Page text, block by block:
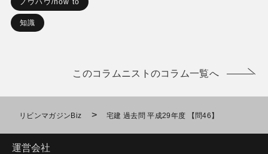
ノウハウ/how to
知識
このコラムニストのコラム一覧へ
リビンマガジンBiz > 宅建 過去問 平成29年度 【問46】
運営会社